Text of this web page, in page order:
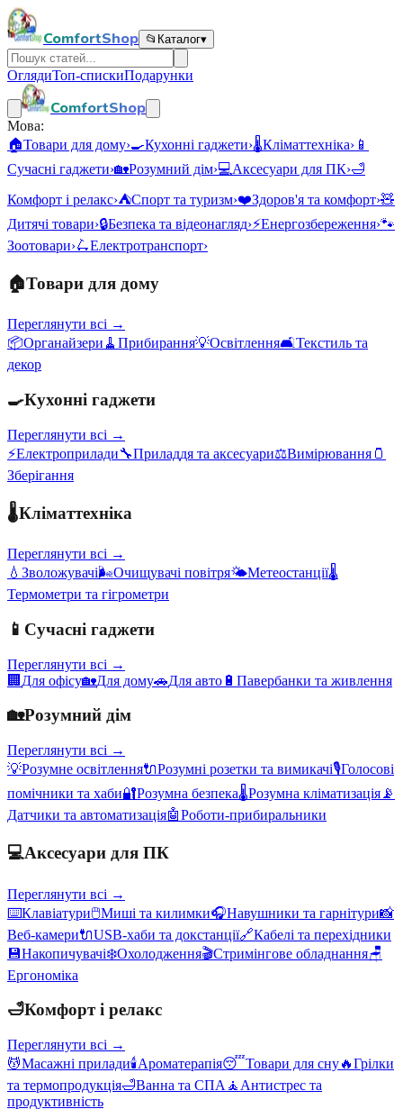
ComfortShop 📂 Каталог▾
ОглядиТоп-спискиПодарунки
ComfortShop
Мова:
🏠Товари для дому›🍳Кухонні гаджети›🌡️Кліматтехніка› 📱
Сучасні гаджети›🏡Розумний дім›💻Аксесуари для ПК›🛁
Комфорт і релакс›⛺Спорт та туризм›❤️Здоров'я та комфорт›🧸
Дитячі товари›🔒Безпека та відеонагляд›⚡Енергозбереження›🐾
Зоотовари›🛴Електротранспорт›
🏠Товари для дому
Переглянути всі →
📦Органайзери 🧹 Прибирання💡Освітлення🛋️Текстиль та
декор
🍳Кухонні гаджети
Переглянути всі →
⚡Електроприлади🔧Приладдя та аксесуари⚖️Вимірювання 🫙
Зберігання
🌡️Кліматтехніка
Переглянути всі →
💧 Зволожувачі🌬️Очищувачі повітря🌤️Метеостанції🌡️
Термометри та гігрометри
📱 Сучасні гаджети
Переглянути всі →
🏢 Для офісу🏡Для дому🚗Для авто 🔋 Павербанки та живлення
🏡Розумний дім
Переглянути всі →
💡Розумне освітлення🔌Розумні розетки та вимикачі🎙️Голосові
помічники та хаби🔐Розумна безпека🌡️Розумна кліматизація 📡
Датчики та автоматизація🤖Роботи-прибиральники
💻Аксесуари для ПК
Переглянути всі →
⌨️Клавіатури🖱️Миші та килимки🎧Навушники та гарнітури📸
Веб-камери🔌USB-хаби та докстанції🔗Кабелі та перехідники
💾Накопичувачі❄️Охолодження🎬Стримінгове обладнання🪑
Ергономіка
🛁Комфорт і релакс
Переглянути всі →
💆Масажні прилади🕯️Ароматерапія😴Товари для сну🔥Грілки
та термопродукція🛁Ванна та СПА 🧘 Антистрес та
продуктивність